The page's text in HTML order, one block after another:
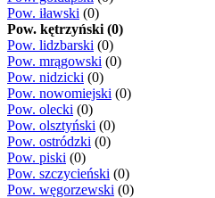
Pow. iławski (0)
Pow. kętrzyński (0)
Pow. lidzbarski (0)
Pow. mrągowski (0)
Pow. nidzicki (0)
Pow. nowomiejski (0)
Pow. olecki (0)
Pow. olsztyński (0)
Pow. ostródzki (0)
Pow. piski (0)
Pow. szczycieński (0)
Pow. węgorzewski (0)